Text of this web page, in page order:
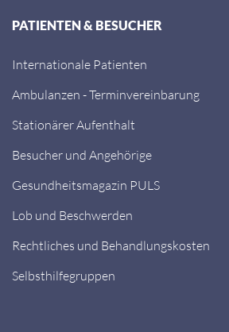
PATIENTEN & BESUCHER
Internationale Patienten
Ambulanzen - Terminvereinbarung
Stationärer Aufenthalt
Besucher und Angehörige
Gesundheitsmagazin PULS
Lob und Beschwerden
Rechtliches und Behandlungskosten
Selbsthilfegruppen